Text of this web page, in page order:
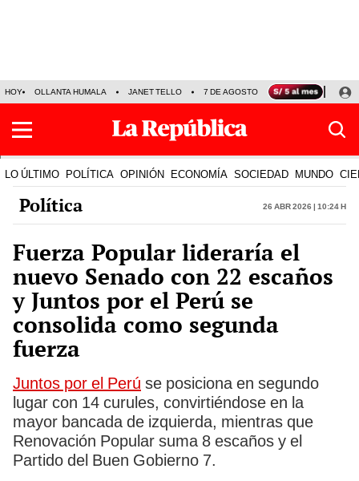
HOY OLLANTA HUMALA JANET TELLO 7 DE AGOSTO TINKA RESULTADOS
LO ÚLTIMO POLÍTICA OPINIÓN ECONOMÍA SOCIEDAD MUNDO
Política 26 Abr 2026 | 10:24 h
Fuerza Popular lideraría el
nuevo Senado con 22 escaños
y Juntos por el Perú se
consolida como segunda
fuerza
Juntos por el Perú se posiciona en segundo
lugar con 14 curules, convirtiéndose en la
mayor bancada de izquierda, mientras que
Renovación Popular suma 8 escaños y el
Partido del Buen Gobierno 7.